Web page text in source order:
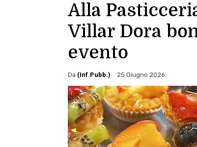
Alla
Villar Dora
evento
Da (Inf.Pubb.) 25 Giugno 2026